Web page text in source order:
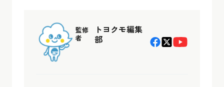
監修
者
トヨクモ編集
部